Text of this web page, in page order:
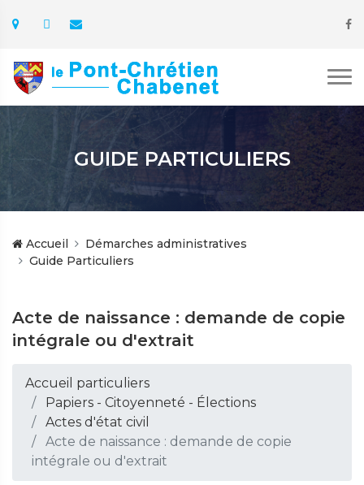
GUIDE PARTICULIERS
Accueil
Démarches administratives
Guide Particuliers
Acte de naissance : demande de copie
intégrale ou d'extrait
Accueil particuliers
Papiers - Citoyenneté - Élections
Actes d'état civil
Acte de naissance : demande de copie
intégrale ou d'extrait